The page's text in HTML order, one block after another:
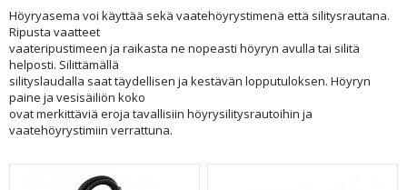
Höyryasema voi käyttää sekä vaatehöyrystimenä että silitysrautana.
Ripusta vaatteet
vaateripustimeen ja raikasta ne nopeasti höyryn avulla tai silitä
helposti. Silittämällä
silityslaudalla saat täydellisen ja kestävän lopputuloksen. Höyryn
paine ja vesisäiliön koko
ovat merkittäviä eroja tavallisiin höyrysilitysrautoihin ja
vaatehöyrystimiin verrattuna.